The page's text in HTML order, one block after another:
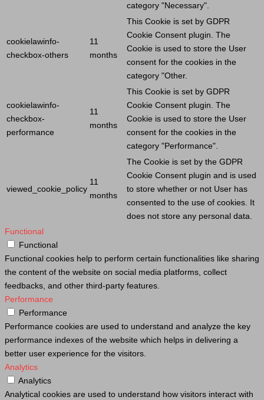
category "Necessary".
cookielawinfo-
checkbox-others
11
months
This Cookie is set by GDPR
Cookie Consent plugin. The
Cookie is used to store the User
consent for the cookies in the
category "Other.
cookielawinfo-
checkbox-
performance
11
months
This Cookie is set by GDPR
Cookie Consent plugin. The
Cookie is used to store the User
consent for the cookies in the
category "Performance".
viewed_cookie_policy
11
months
The Cookie is set by the GDPR
Cookie Consent plugin and is used
to store whether or not User has
consented to the use of cookies. It
does not store any personal data.
Functional
Functional
Functional cookies help to perform certain functionalities like sharing
the content of the website on social media platforms, collect
feedbacks, and other third-party features.
Performance
Performance
Performance cookies are used to understand and analyze the key
performance indexes of the website which helps in delivering a
better user experience for the visitors.
Analytics
Analytics
Analytical cookies are used to understand how visitors interact with